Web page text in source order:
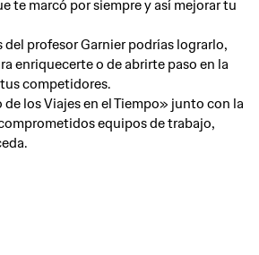
te marcó por siempre y así mejorar tu
del profesor Garnier podrías lograrlo,
enriquecerte o de abrirte paso en la
competidores.
de los Viajes en el Tiempo» junto con la
equipos de trabajo,